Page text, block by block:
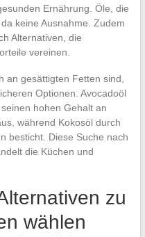
Ernährung. Öle, die
keine Ausnahme. Zudem
Alternativen, die
vereinen.
an gesättigten Fetten sind,
Optionen. Avocadoöl
hohen Gehalt an
während Kokosöl durch
besticht. Diese Suche nach
die Küchen und
zu
wählen